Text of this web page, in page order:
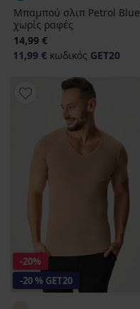
Μπαμπού σλιπ Petrol Blue
χωρίς ραφές
14,99 €
11,99 € κωδικός GET20
-20%
-20 % GET20